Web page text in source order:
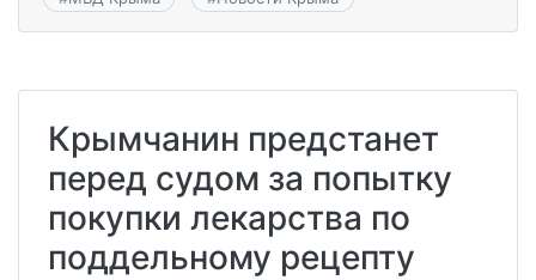
Крымчанин предстанет
перед судом за попытку
покупки лекарства по
поддельному рецепту